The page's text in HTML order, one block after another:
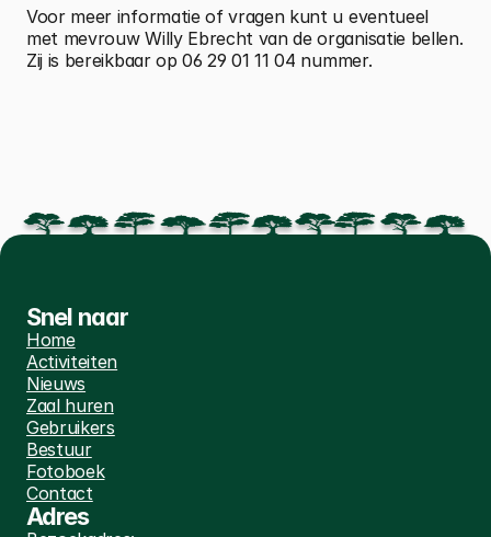
Voor meer informatie of vragen kunt u eventueel
met mevrouw Willy Ebrecht van de organisatie bellen.
Zij is bereikbaar op 06 29 01 11 04 nummer.
Snel naar
Home
Activiteiten
Nieuws
Zaal huren
Gebruikers
Bestuur
Fotoboek
Contact
Adres